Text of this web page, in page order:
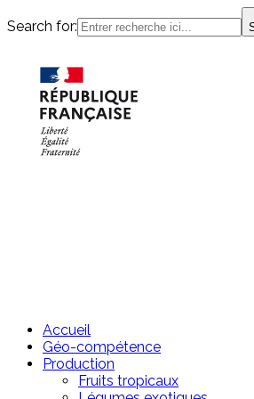
Search for:
contenu
Accueil
Géo-compétence
Production
Fruits tropicaux